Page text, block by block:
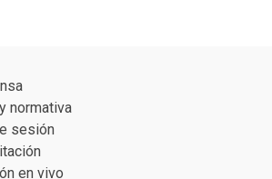
normativa
sesión
en vivo